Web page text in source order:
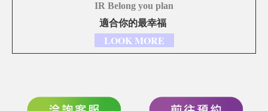
IR Belong you plan
適合你的最幸福
LOOK MORE